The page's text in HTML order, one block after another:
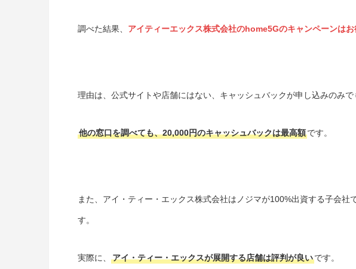
調べた結果、 アイティーエックス株式会社のhome5Gのキャンペーンはお
理由は、公式サイトや店舗にはない、キャッシュバックが申し込みのみで
他の窓口を調べても、20,000円のキャッシュバックは最高額です。
また、アイ・ティー・エックス株式会社はノジマが100%出資する子会社
す。
実際に、 アイ・ティー・エックスが展開する店舗は評判が良いです。